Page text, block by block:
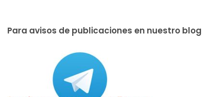
Para avisos de publicaciones en nuestro blog